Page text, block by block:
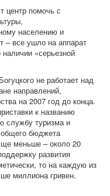
центр помочь с
населению и
– все ушло на аппарат
«серьезной
не работает над
направлений,
на 2007 год до конца.
к названию
службу туризма и
бюджета
меньше – около 20
развития
то на каждую из
миллиона гривен.